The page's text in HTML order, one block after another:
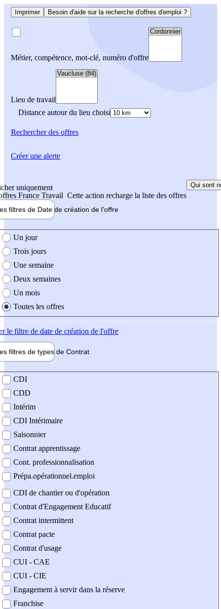
Imprimer Besoin d'aide sur la recherche d'offres d'emploi ?
Métier, compétence, mot-clé, numéro d'offre
Lieu de travail
Distance autour du lieu choisi
Rechercherdes offres
uniquement
France Travail Cette action recharge la liste des offres
Qui sont
filtres de Date de création de l'offre
création de l'offre
Un jour
Trois jours
Une semaine
Deux semaines
Un mois
Toutes les offres
le filtre de date de création de l'offre
filtres de types de Contrat
contrat
CDI
CDD
Intérim
CDI Intérimaire
Saisonnier
Contrat apprentissage
Cont. professionnalisation
Prépa.opérationnel.emploi
CDI de chantier ou d'opération
Contrat d'Engagement Educatif
Contrat intermittent
Contrat pacte
Contrat d'usage
CUI - CAE
CUI - CIE
Engagement à servir dans la réserve
Franchise
Créer une alerte